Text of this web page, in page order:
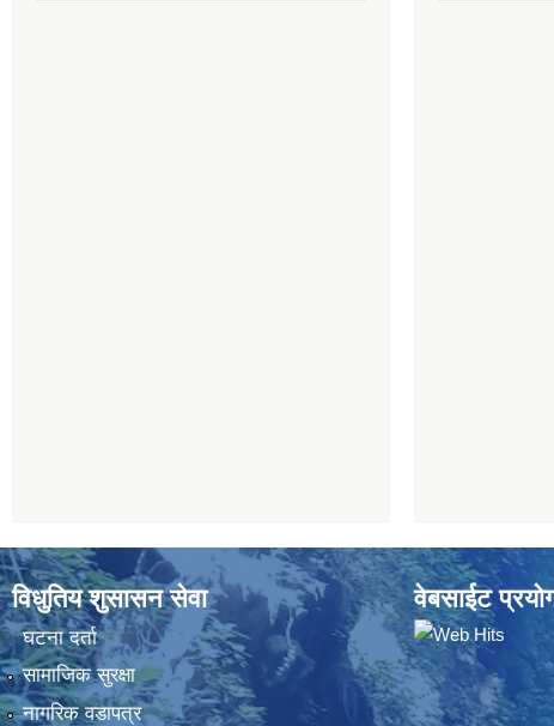
विधुतिय शुसासन सेवा
घटना दर्ता
सामाजिक सुरक्षा
नागरिक वडापत्र
वेबसाईट